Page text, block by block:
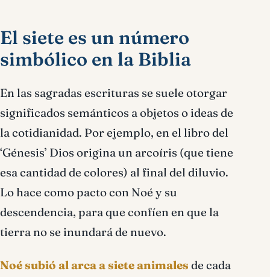
El siete es un número
simbólico en la Biblia
En las sagradas escrituras se suele otorgar
significados semánticos a objetos o ideas de
la cotidianidad. Por ejemplo, en el libro del
‘Génesis’ Dios origina un arcoíris (que tiene
esa cantidad de colores) al final del diluvio.
Lo hace como pacto con Noé y su
descendencia, para que confíen en que la
tierra no se inundará de nuevo.
Noé subió al arca a siete animales de cada